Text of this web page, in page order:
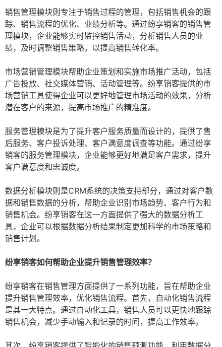
销售管理模块则专注于销售过程的管理，包括销售机会的跟
踪、销售流程的优化、业绩分析等。通过纷享销客的销售管
理模块，企业能够实时监控销售活动，分析销售人员的业
绩，及时调整销售策略，以提高销售转化率。
市场营销管理模块帮助企业策划和实施市场推广活动，包括
广告投放、社交媒体营销、活动管理等。纷享销客提供的市
场营销工具使得企业可以更好地管理市场活动的效果，分析
潜在客户的来源，提高市场推广的精准度。
服务管理模块是为了提升客户服务质量而设计的，提供了售
后服务、客户投诉处理、客户满意度调查等功能。通过纷享
销客的服务管理模块，企业能够更好地满足客户需求，提升
客户满意度和忠诚度。
数据分析模块则是CRM系统的决策支持部分，通过对客户数
据和销售数据的分析，帮助企业识别市场趋势、客户行为和
销售机会。纷享销客在这一方面提供了强大的数据分析工
具，企业可以根据数据分析结果制定更加科学的市场策略和
销售计划。
纷享销客如何帮助企业提升销售管理效率？
纷享销客在销售管理方面提供了一系列功能，旨在帮助企业
提升销售管理效率，优化销售流程。首先，自动化销售流程
是其一大特点。通过自动化工具，销售人员可以更快地跟踪
销售机会，减少手动输入和记录的时间，提高工作效率。